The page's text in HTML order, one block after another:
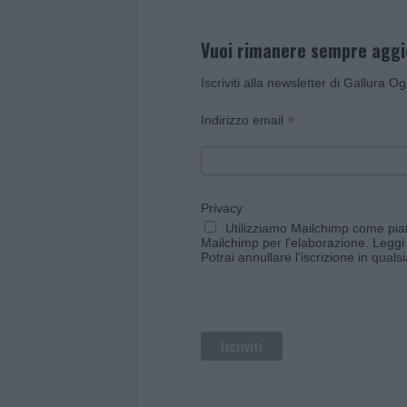
Vuoi rimanere sempre
Iscriviti alla newsletter di Gallura
Indirizzo email *
Privacy
Utilizziamo Mailchimp come
Mailchimp per l'elaborazione.
Potrai annullare l'iscrizione in